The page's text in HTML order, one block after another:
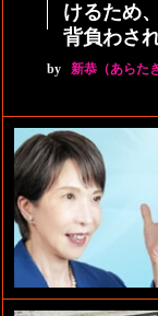
けるため
背負わさ
by 新恭（あらた